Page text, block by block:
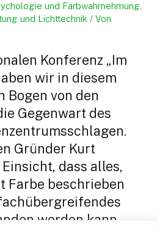
und Farbwahrnehmung
und Lichttechnik / Von
Konferenz „Im
wir in diesem
Bogen von den
Gegenwart des
Gründer Kurt
dass alles,
Farbe beschrieben
werden kann.